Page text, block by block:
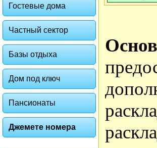
Гостевые дома
Частный сектор
Базы отдыха
Дом под ключ
Пансионаты
Джемете номера